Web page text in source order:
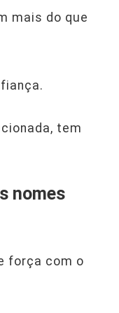
mais do que
tem
nomes
força com o